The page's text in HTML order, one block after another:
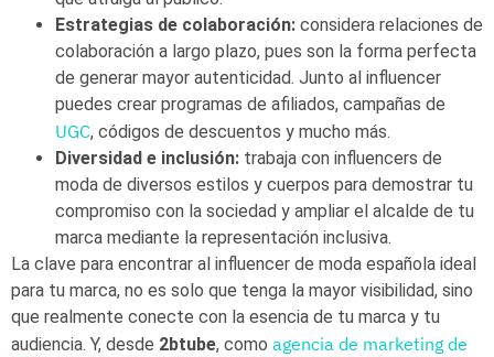
Estrategias de colaboración: considera relaciones de
colaboración a largo plazo, pues son la forma perfecta
de generar mayor autenticidad. Junto al influencer
puedes crear programas de afiliados, campañas de
UGC, códigos de descuentos y mucho más.
Diversidad e inclusión: trabaja con influencers de
moda de diversos estilos y cuerpos para demostrar tu
compromiso con la sociedad y ampliar el alcalde de tu
marca mediante la representación inclusiva.
La clave para encontrar al influencer de moda española ideal
para tu marca, no es solo que tenga la mayor visibilidad, sino
que realmente conecte con la esencia de tu marca y tu
audiencia. Y, desde 2btube, como agencia de marketing de